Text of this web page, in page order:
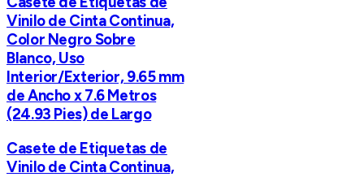
Vinilo de Cinta Continua,
Color Negro Sobre
Blanco, Uso
Interior/Exterior, 9.65 mm
de Ancho x 7.6 Metros
(24.93 Pies) de Largo
Casete de Etiquetas de
Vinilo de Cinta Continua,